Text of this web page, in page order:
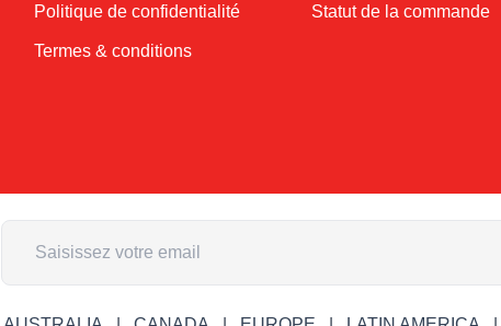
Politique de confidentialité
Termes & conditions
Statut de la commande
Adresse email